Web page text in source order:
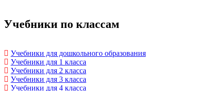
Учебники по классам
Учебники для дошкольного образования
Учебники для 1 класса
Учебники для 2 класса
Учебники для 3 класса
Учебники для 4 класса